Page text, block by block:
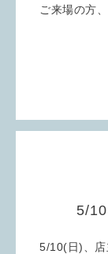
ご来場の方
5/
5/10(日)、店